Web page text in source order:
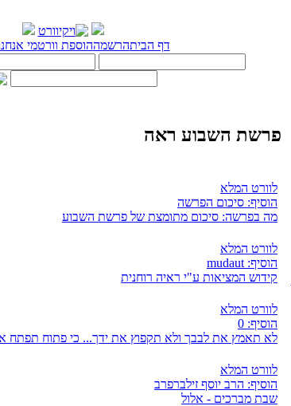
דף הביתהרשמההוספת וורטמי
פרשת השבוע ראה
לוורט המלא
הוסיף: סיכום הפרשה
מה בפרשה: סיכום מתומצת של פרשת השבוע
לוורט המלא
הוסיף: mudaut
קידוש המציאות ע"י ראיה רוחנית
לוורט המלא
הוסיף: 0
לא תאמץ את לבבך ולא תקפוץ את ידך... כי פתוח תפתח
לוורט המלא
הוסיף: הרב יוסף זילברפרב
שבת מברכים - אלול